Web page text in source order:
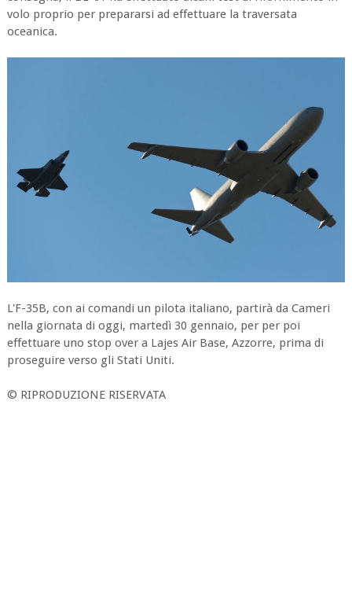
volo proprio per prepararsi ad effettuare la traversata
oceanica.
L'F-35B, con ai comandi un pilota italiano, partirà da Cameri
nella giornata di oggi, martedì 30 gennaio, per per poi
effettuare uno stop over a Lajes Air Base, Azzorre, prima di
proseguire verso gli Stati Uniti.
© RIPRODUZIONE RISERVATA